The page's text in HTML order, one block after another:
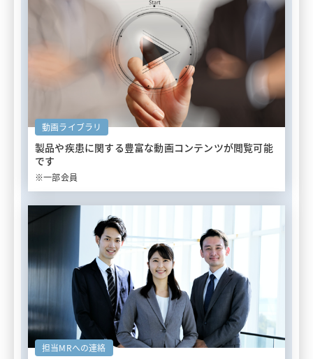
動画ライブラリ
製品や疾患に関する豊富な動画コンテンツが閲覧可能
です
※一部会員
担当MRへの連絡